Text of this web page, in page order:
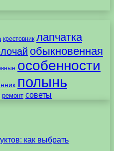
крестовник лапчатка
обыкновенная
особенности
полынь
ремонт советы